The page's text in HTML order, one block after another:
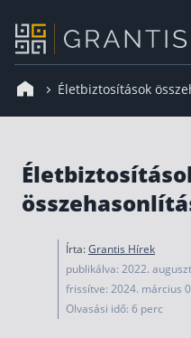
Nyugdíj
Nyugdíj
Nyugdíj
Életbiztosítások
Írta:Grantis Hírek
publikálva: 2022.
frissítve: 2024. március
Olvasási idő: 6 perc